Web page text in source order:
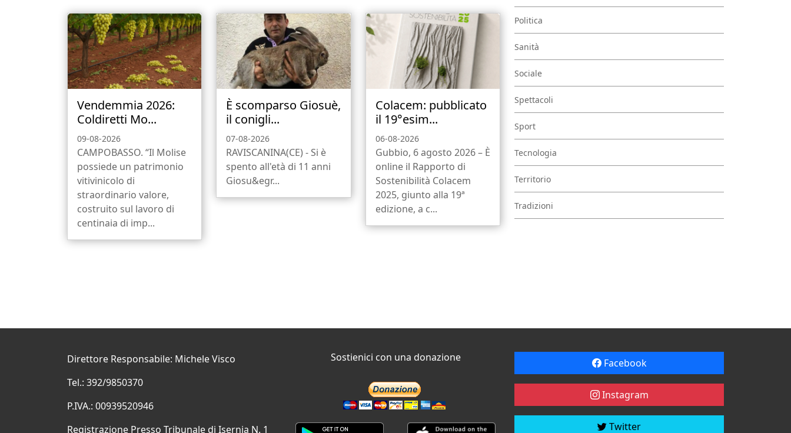
Vendemmia 2026:
Coldiretti Mo...
09-08-2026
CAMPOBASSO. “Il Molise
possiede un patrimonio
vitivinicolo di
straordinario valore,
costruito sul lavoro di
centinaia di imp...
È scomparso Giosuè,
il conigli...
07-08-2026
RAVISCANINA(CE) - Si è
spento all'età di 11 anni
Giosu&egr...
Colacem: pubblicato
il 19°esim...
06-08-2026
Gubbio, 6 agosto 2026 – È
online il Rapporto di
Sostenibilità Colacem
2025, giunto alla 19ª
edizione, a c...
Politica
Sanità
Sociale
Spettacoli
Sport
Tecnologia
Territorio
Tradizioni
Direttore Responsabile: Michele Visco
Tel.: 392/9850370
P.IVA.: 00939520946
Registrazione Presso Tribunale di Isernia N. 1
Sostienici con una donazione Facebook
Instagram
Twitter